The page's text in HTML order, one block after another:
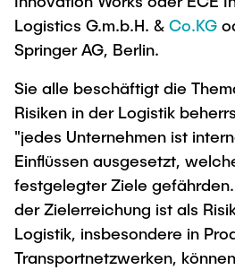
Logistics G.m.b.H. & Co.KG
Springer AG, Berlin.
Sie alle beschäftigt die
Risiken in der Logistik
"jedes Unternehmen ist
Einflüssen ausgesetzt,
festgelegter Ziele
der Zielerreichung ist als
Logistik, insbesondere in
Transportnetzwerken,